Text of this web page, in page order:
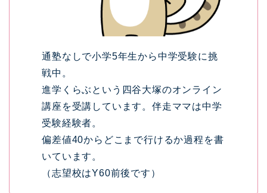
通塾なしで小学5年生から中学受験に挑
戦中。
進学くらぶという四谷大塚のオンライン
講座を受講しています。伴走ママは中学
受験経験者。
偏差値40からどこまで行けるか過程を書
いています。
（志望校はY60前後です）